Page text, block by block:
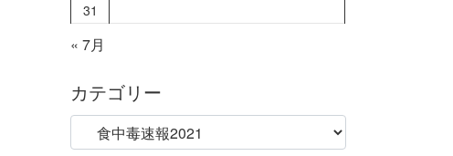
31
« 7月
カテゴリー